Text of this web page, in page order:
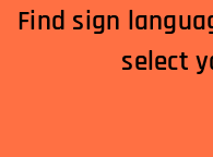
Find sign
select